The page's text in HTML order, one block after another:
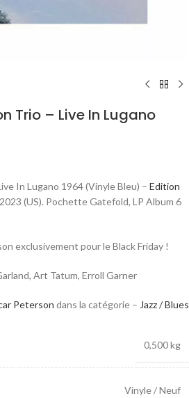
Trio – Live In Lugano
In Lugano 1964 (Vinyle Bleu) – Edition
(US). Pochette Gatefold, LP Album 6
exclusivement pour le Black Friday !
Art Tatum, Erroll Garner
Peterson dans la catégorie – Jazz / Blues
0,500 kg
Vinyle / Neuf